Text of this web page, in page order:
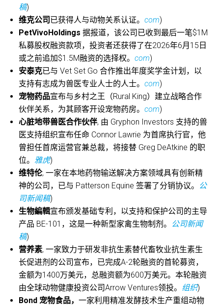
稿)
维克公司 已获得人与动物关系认证。com)
PetVivoHoldings据报道，该公司已收到最后一笔$1M
私募股权融资款项，投资者还获得了在2026年6月15日
或之前追加$1.5M融资的选择权。com)
安泰克已与 Vet Set Go 合作推出年度奖学金计划，以
支持有志成为兽医专业人士的人士。com)
宠物药品宣布与乡村之王（Rural King）建立战略合作
伙伴关系，为其顾客开设宠物药房。com)
心脏地带兽医合作伙伴, 由 Gryphon Investors 支持的兽
医支持组织宣布任命 Connor Lawrie 为首席执行官，他
曾担任首席运营官兼总裁，将接替 Greg DeAtkine 的职
位。 雅虎)
维特伦, 一家在本地药物输送解决方案领域具有创新精
神的公司，已与 Patterson Equine 签署了分销协议。 公
司新闻稿)
生物編輯宣布颁发基础专利，以支持和保护公司的主导
产品 BE-101，这是一种新型家禽生物制剂。 公司新闻
稿)
营养素, 一家致力于研发非抗生素替代畜牧业抗生素生
长促进剂的公司宣布，已完成A-2轮融资的首轮募资，
金额为1400万美元，总融资额为600万美元。本轮融资
由全球动物健康投资公司Arrow Ventures领投。 组织)
Bond 宠物食品，一家利用精准发酵技术生产重组动物